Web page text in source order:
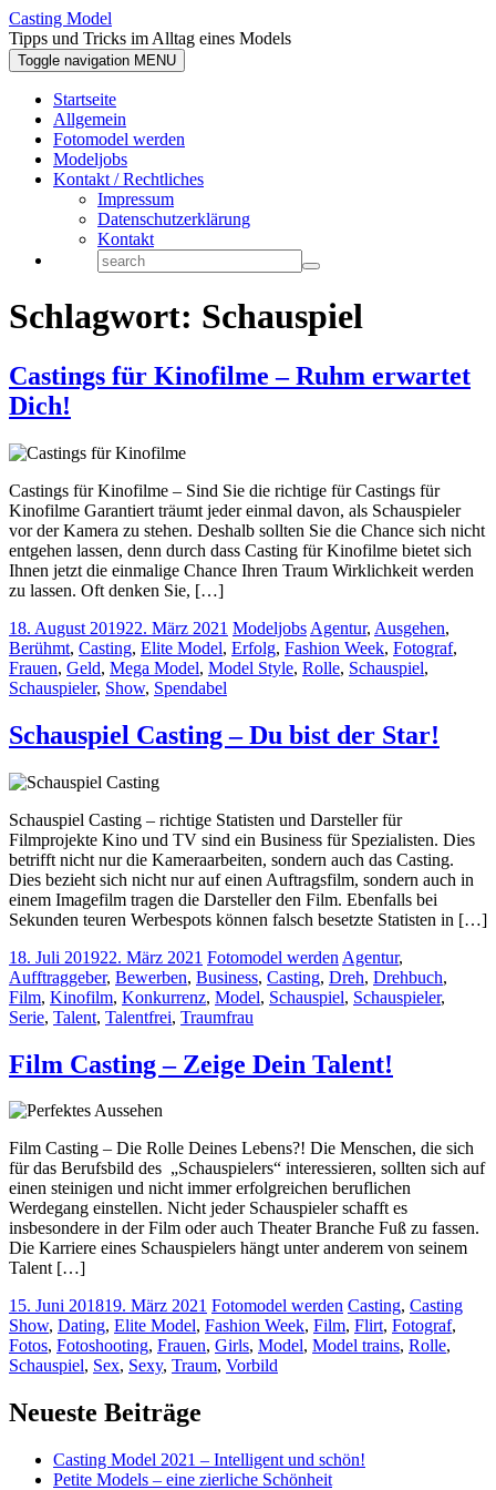
Casting Model
Tipps und Tricks im Alltag eines Models
Toggle navigation MENU
Startseite
Allgemein
Fotomodel werden
Modeljobs
Kontakt / Rechtliches
Impressum
Datenschutzerklärung
Kontakt
Schlagwort: Schauspiel
Castings für Kinofilme – Ruhm erwartet
Dich!
Castings für Kinofilme – Sind Sie die richtige für Castings für
Kinofilme Garantiert träumt jeder einmal davon, als Schauspieler
vor der Kamera zu stehen. Deshalb sollten Sie die Chance sich nicht
entgehen lassen, denn durch dass Casting für Kinofilme bietet sich
Ihnen jetzt die einmalige Chance Ihren Traum Wirklichkeit werden
zu lassen. Oft denken Sie, […]
18. August 201922. März 2021 Modeljobs Agentur, Ausgehen,
Berühmt, Casting, Elite Model, Erfolg, Fashion Week, Fotograf,
Frauen, Geld, Mega Model, Model Style, Rolle, Schauspiel,
Schauspieler, Show, Spendabel
Schauspiel Casting – Du bist der Star!
Schauspiel Casting – richtige Statisten und Darsteller für
Filmprojekte Kino und TV sind ein Business für Spezialisten. Dies
betrifft nicht nur die Kameraarbeiten, sondern auch das Casting.
Dies bezieht sich nicht nur auf einen Auftragsfilm, sondern auch in
einem Imagefilm tragen die Darsteller den Film. Ebenfalls bei
Sekunden teuren Werbespots können falsch besetzte Statisten in […]
18. Juli 201922. März 2021 Fotomodel werden Agentur,
Aufftraggeber, Bewerben, Business, Casting, Dreh, Drehbuch,
Film, Kinofilm, Konkurrenz, Model, Schauspiel, Schauspieler,
Serie, Talent, Talentfrei, Traumfrau
Film Casting – Zeige Dein Talent!
Film Casting – Die Rolle Deines Lebens?! Die Menschen, die sich
für das Berufsbild des „Schauspielers“ interessieren, sollten sich auf
einen steinigen und nicht immer erfolgreichen beruflichen
Werdegang einstellen. Nicht jeder Schauspieler schafft es
insbesondere in der Film oder auch Theater Branche Fuß zu fassen.
Die Karriere eines Schauspielers hängt unter anderem von seinem
Talent […]
15. Juni 201819. März 2021 Fotomodel werden Casting, Casting
Show, Dating, Elite Model, Fashion Week, Film, Flirt, Fotograf,
Fotos, Fotoshooting, Frauen, Girls, Model, Model trains, Rolle,
Schauspiel, Sex, Sexy, Traum, Vorbild
Neueste Beiträge
Casting Model 2021 – Intelligent und schön!
Petite Models – eine zierliche Schönheit